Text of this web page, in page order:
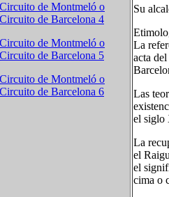
Circuito de Montmeló o
Circuito de Barcelona 4
Circuito de Montmeló o
Circuito de Barcelona 5
Circuito de Montmeló o
Circuito de Barcelona 6
Su
La
acta
Las
el siglo
La
el
el
cima o